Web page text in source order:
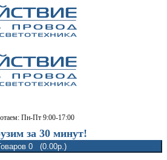
Пн-Пт 9:00-17:00
за 30 минут!
0 (0.00р.)